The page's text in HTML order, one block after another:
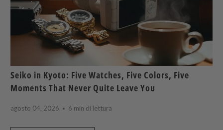
Seiko in Kyoto: Five Watches, Five Colors, Five
Moments That Never Quite Leave You
agosto 04, 2026 6 min di lettura